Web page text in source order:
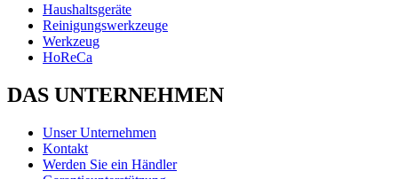
Haushaltsgeräte
Reinigungswerkzeuge
Werkzeug
HoReCa
DAS UNTERNEHMEN
Unser Unternehmen
Kontakt
Werden Sie ein Händler